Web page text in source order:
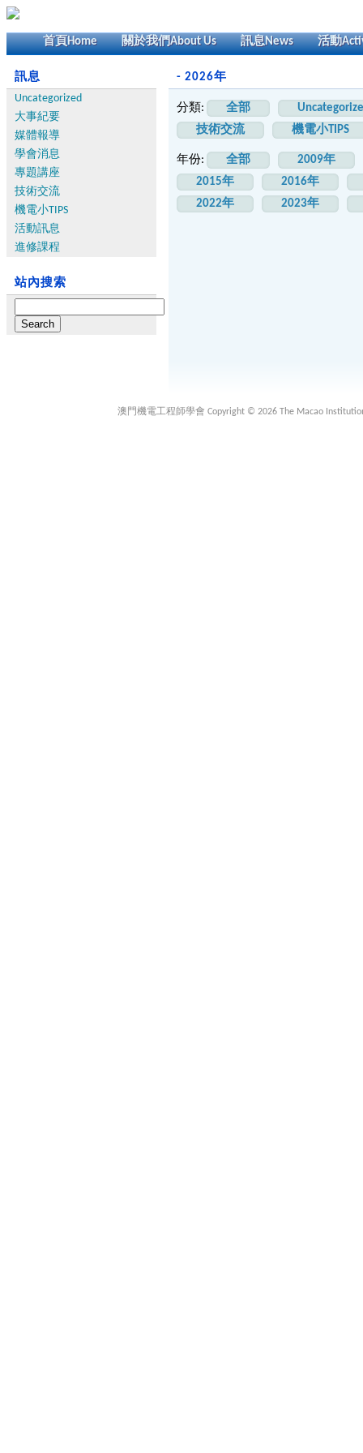
首頁Home 關於我們About Us 訊息News 活動
訊息
Uncategorized
大事紀要
媒體報導
學會消息
專題講座
技術交流
機電小TIPS
活動訊息
進修課程
站內搜索
for:
- 2026年
分類: 全部
技術交流
機電小TIPS
年份: 全部
2009年
2015年
2016年
2022年
2023年
澳門機電工程師學會 Copyright © 2026 The Macao